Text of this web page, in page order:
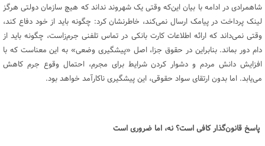
شاهمرادی در ادامه با بیان این‌که وقتی یک شهروند نداند که هیچ سازمان دولتی هرگز
لینک پرداخت در پیامک ارسال نمی‌کند، خاطرنشان کرد: چگونه باید از خود دفاع کند،
وقتی نمی‌داند که ارائه اطلاعات کارت بانکی در تماس تلفنی جرم‌زاست، چگونه باید از
دام دور بماند. بنابراین در حقوق جزا، اصل «پیشگیری وضعی» به این معناست که با
افزایش دانش مردم و دشوار کردن شرایط برای مجرم، احتمال وقوع جرم کاهش
می‌یابد. اما بدون ارتقای سواد حقوقی، این پیشگیری ناکارآمد خواهد بود.
پاسخ قانون‌گذار کافی است؟ نه، اما ضروری است